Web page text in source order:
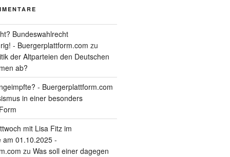
Bundeswahlrecht
- Buergerplattform.com zu
der Altparteien den Deutschen
ab?
- Buergerplattform.com
in einer besonders
mit Lisa Fitz im
am 01.10.2025 -
zu Was soll einer dagegen